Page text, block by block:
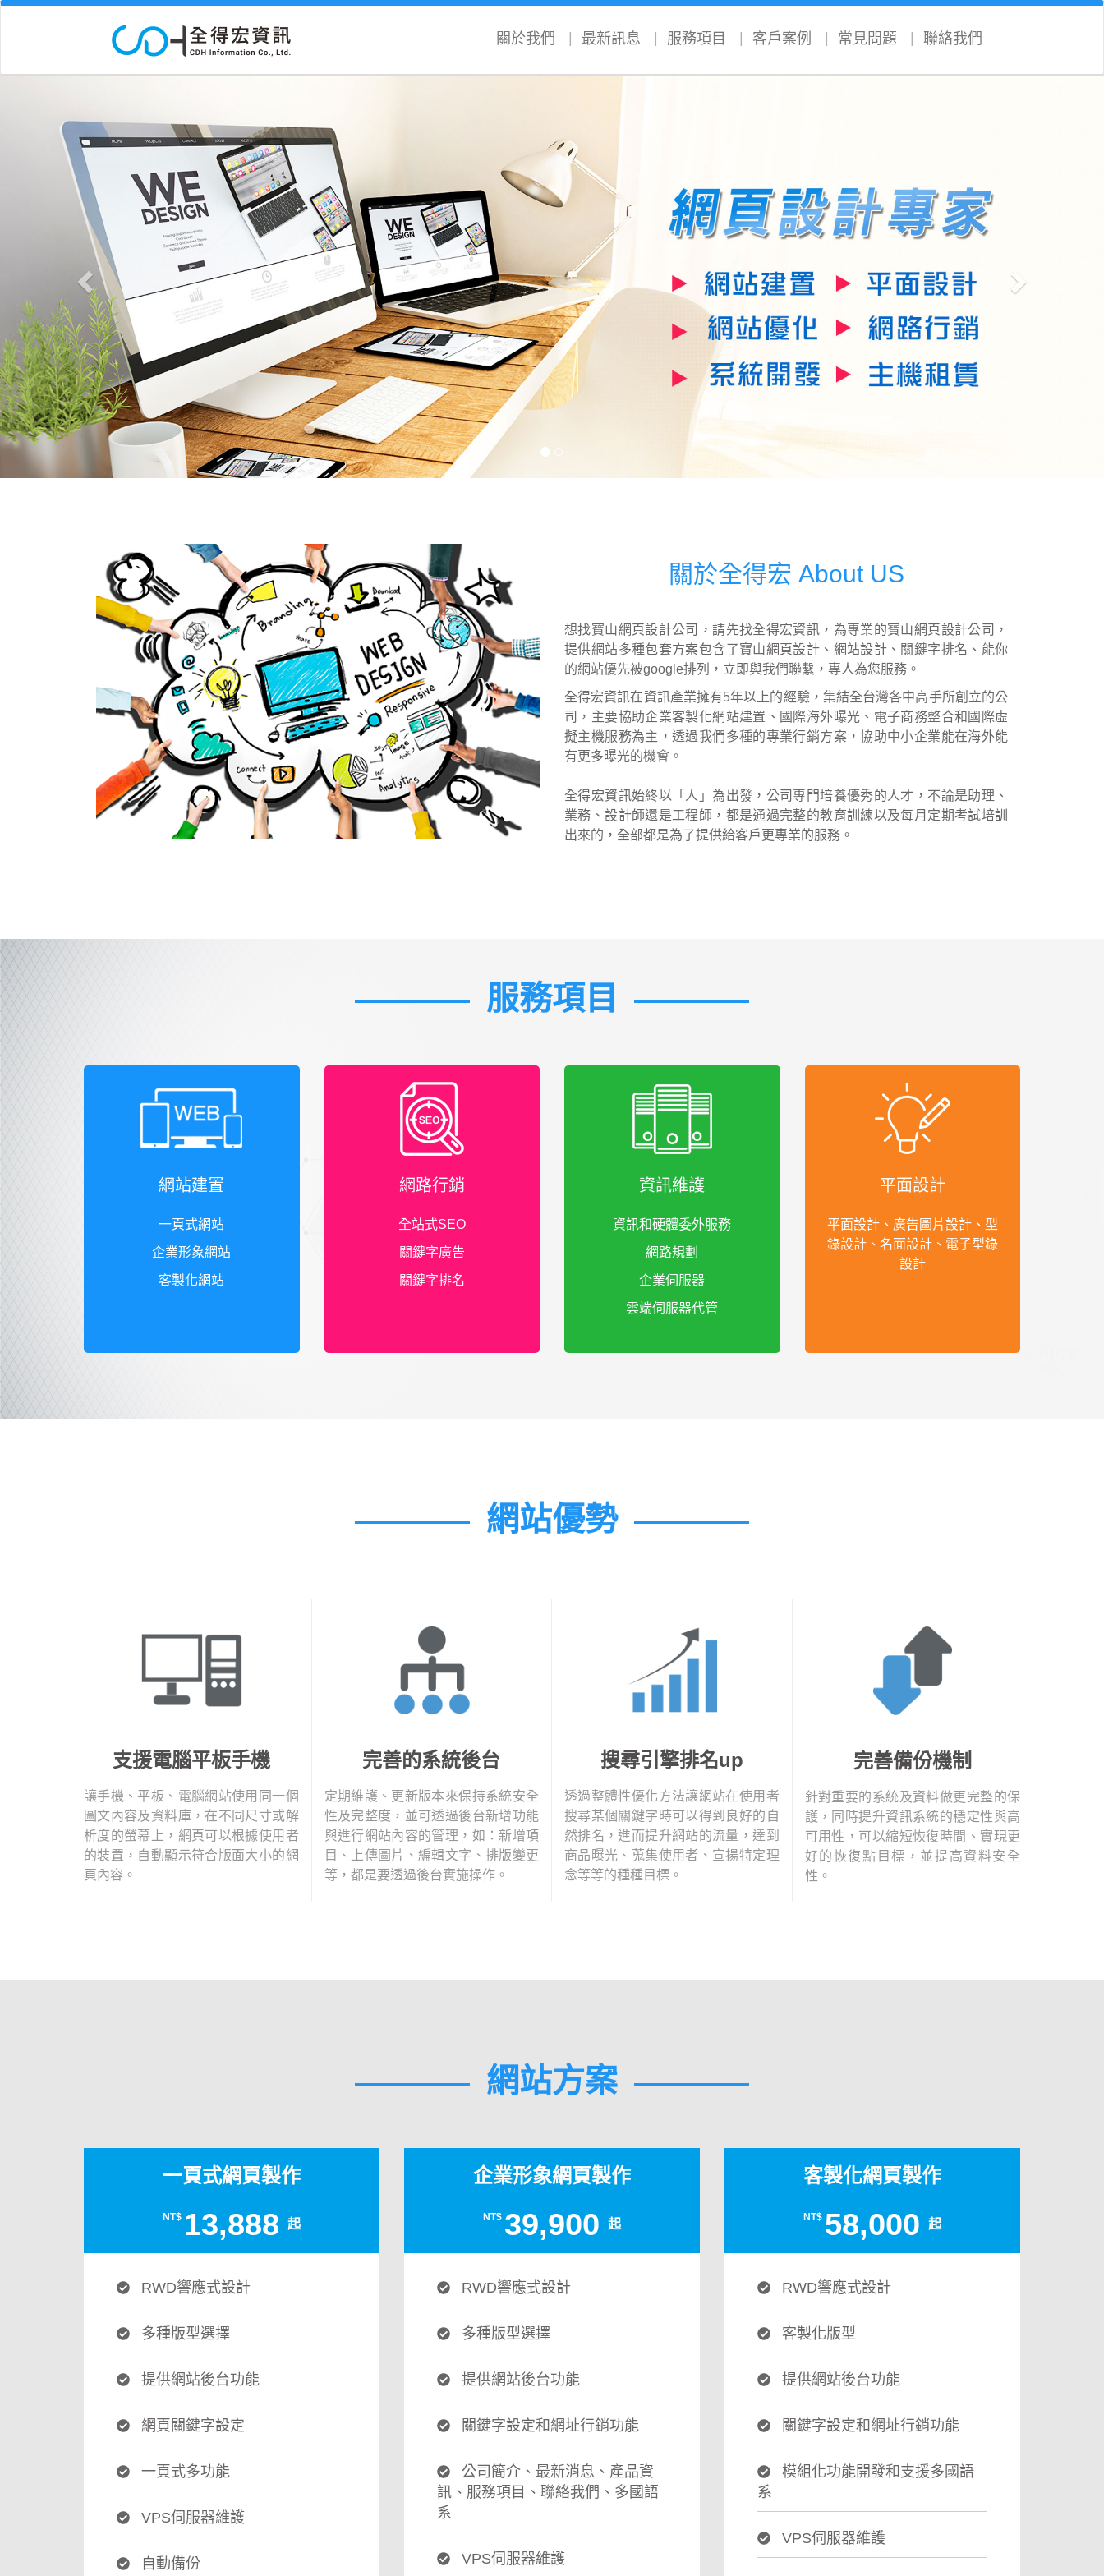
關於我們 最新訊息 服務項目 客戶案例 常見問題 聯絡我們
關於全得宏 About US
想找寶山網頁設計公司，請先找全得宏資訊，為專業的寶山網頁設計公司，
提供網站多種包套方案包含了寶山網頁設計、網站設計、關鍵字排名、能你
的網站優先被google排列，立即與我們聯繫，專人為您服務。
全得宏資訊在資訊產業擁有5年以上的經驗，集結全台灣各中高手所創立的公
司，主要協助企業客製化網站建置、國際海外曝光、電子商務整合和國際虛
擬主機服務為主，透過我們多種的專業行銷方案，協助中小企業能在海外能
有更多曝光的機會。
全得宏資訊始終以「人」為出發，公司專門培養優秀的人才，不論是助理、
業務、設計師還是工程師，都是通過完整的教育訓練以及每月定期考試培訓
出來的，全部都是為了提供給客戶更專業的服務。
服務項目
網站建置
一頁式網站
企業形象網站
客製化網站
網路行銷
全站式SEO
關鍵字廣告
關鍵字排名
資訊維護
資訊和硬體委外服務
網路規劃
企業伺服器
雲端伺服器代管
平面設計
平面設計、廣告圖片設計、型
錄設計、名面設計、電子型錄
設計
網站優勢
支援電腦平板手機
讓手機、平板、電腦網站使用同一個
圖文內容及資料庫，在不同尺寸或解
析度的螢幕上，網頁可以根據使用者
的裝置，自動顯示符合版面大小的網
頁內容。
完善的系統後台
定期維護、更新版本來保持系統安全
性及完整度，並可透過後台新增功能
與進行網站內容的管理，如：新增項
目、上傳圖片、編輯文字、排版變更
等，都是要透過後台實施操作。
搜尋引擎排名up
透過整體性優化方法讓網站在使用者
搜尋某個關鍵字時可以得到良好的自
然排名，進而提升網站的流量，達到
商品曝光、蒐集使用者、宣揚特定理
念等等的種種目標。
完善備份機制
針對重要的系統及資料做更完整的保
護，同時提升資訊系統的穩定性與高
可用性，可以縮短恢復時間、實現更
好的恢復點目標，並提高資料安全
性。
網站方案
一頁式網頁製作
NT$ 13,888 起
RWD響應式設計
多種版型選擇
提供網站後台功能
網頁關鍵字設定
一頁式多功能
VPS伺服器維護
自動備份
企業形象網頁製作
NT$ 39,900 起
RWD響應式設計
多種版型選擇
提供網站後台功能
關鍵字設定和網址行銷功能
公司簡介、最新消息、產品資
訊、服務項目、聯絡我們、多國語
系
VPS伺服器維護
客製化網頁製作
NT$ 58,000 起
RWD響應式設計
客製化版型
提供網站後台功能
關鍵字設定和網址行銷功能
模組化功能開發和支援多國語
系
VPS伺服器維護